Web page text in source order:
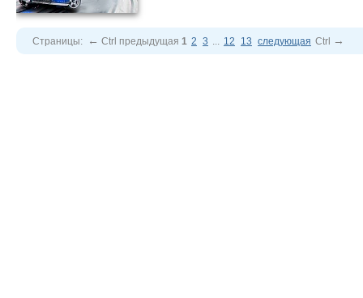
Страницы: ← Ctrl предыдущая 1 2 3 ... 12 13 следующая Ctrl →